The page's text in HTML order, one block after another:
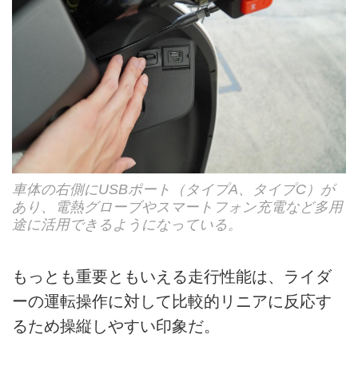
車体の右側にUSBポート（タイプA、タイプC）が
あり、電熱グローブやスマートフォン充電など多用
途に活用できるようになっている。
もっとも重要ともいえる走行性能は、ライダ
ーの運転操作に対して比較的リニアに反応す
るため操縦しやすい印象だ。